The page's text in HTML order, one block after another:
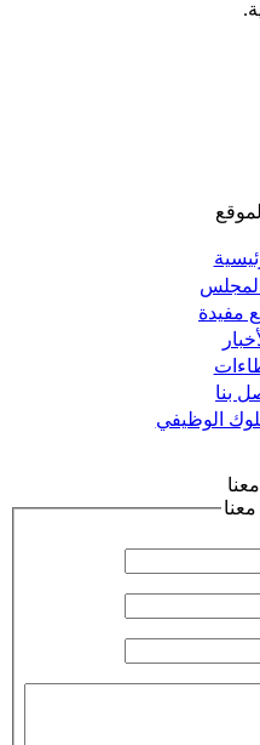
مفيدة
بنا
الوظيفي